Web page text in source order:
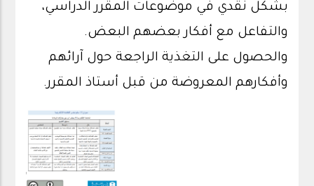
بشكل نقدي في موضوعات المقرر الدراسي،
والتفاعل مع أفكار بعضهم البعض.
والحصول على التغذية الراجعة حول آرائهم
وأفكارهم المعروضة من قبل أستاذ المقرر.